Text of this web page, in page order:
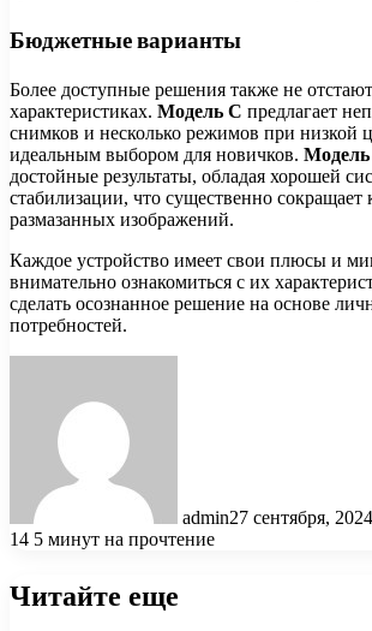
Бюджетные варианты
Более доступные решения также не
характеристиках. Модель C предлагает
снимков и несколько режимов при низкой
идеальным выбором для новичков. Модель
достойные результаты, обладая хорошей
стабилизации, что существенно сокращает
размазанных изображений.
Каждое устройство имеет свои плюсы и
внимательно ознакомиться с их
сделать осознанное решение на основе
потребностей.
admin27 сентября, 2024
14 5 минут на прочтение
Читайте еще